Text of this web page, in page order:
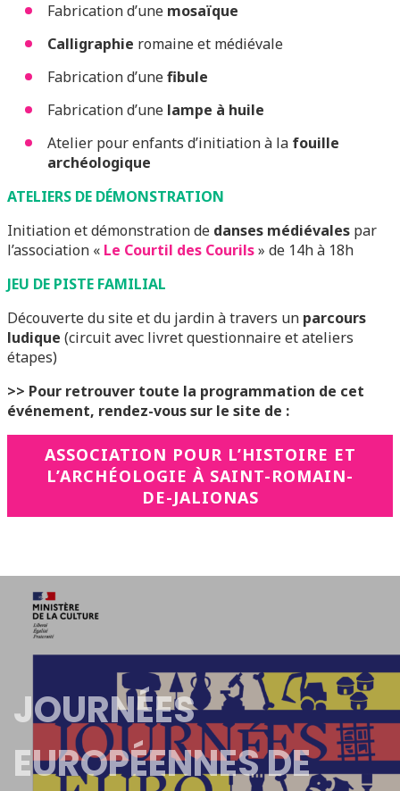
Fabrication d’une mosaïque
Calligraphie romaine et médiévale
Fabrication d’unefibule
Fabrication d’une lampe à huile
Atelier pour enfants d’initiation à la fouille
archéologique
ATELIERS DE DÉMONSTRATION
Initiation et démonstration de danses médiévales par
l’association « Le Courtil des Courils» de 14h à 18h
JEU DE PISTE FAMILIAL
Découverte du site et du jardin à travers un parcours
ludique (circuit avec livret questionnaire et ateliers
étapes)
>> Pour retrouver toute la programmation de cet
événement, rendez-vous sur le site de :
ASSOCIATION POUR L’HISTOIRE ET
L’ARCHÉOLOGIE À SAINT-ROMAIN-
DE-JALIONAS
JOURNÉES
EUROPÉENNES DE